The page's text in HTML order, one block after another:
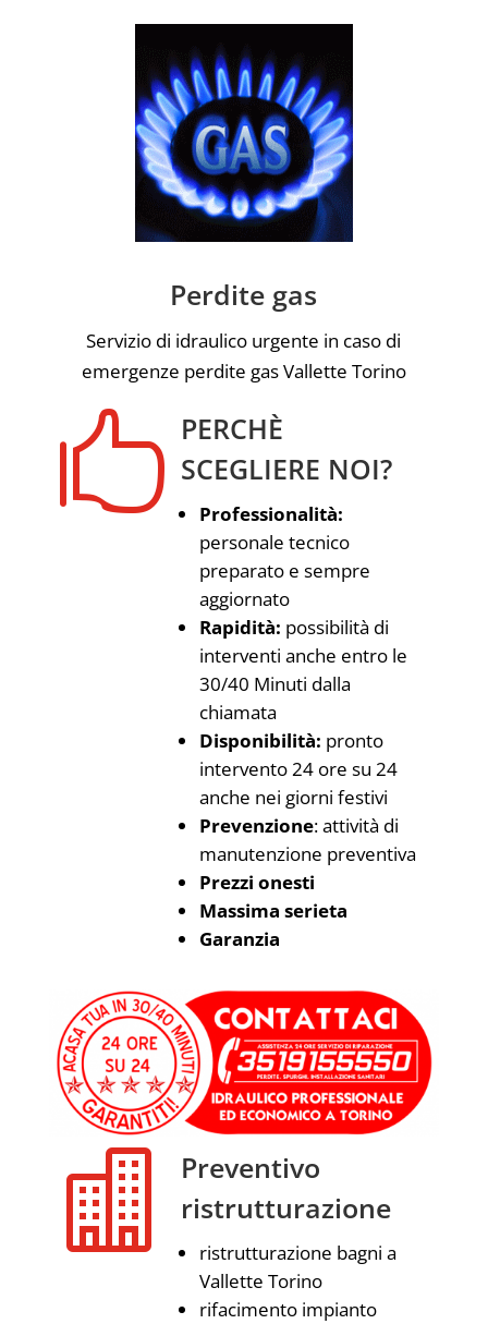
Perdite gas
Servizio di idraulico urgente in caso di
emergenze perdite gas Vallette Torino
 PERCHÈ
SCEGLIERE NOI?
Professionalità:
personale tecnico
preparato e sempre
aggiornato
Rapidità: possibilità di
interventi anche entro le
30/40 Minuti dalla
chiamata
Disponibilità: pronto
intervento 24 ore su 24
anche nei giorni festivi
Prevenzione: attività di
manutenzione preventiva
Prezzi onesti
Massima serieta
Garanzia

Preventivo
ristrutturazione
ristrutturazione bagni a
Vallette Torino
rifacimento impianto